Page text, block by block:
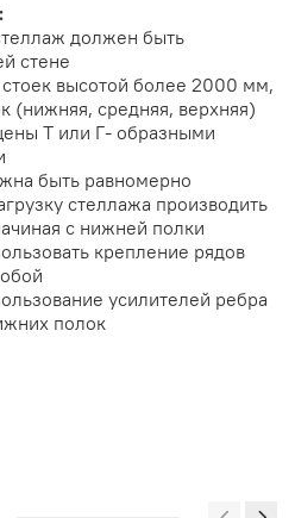
должен быть
стене
высотой более 2000 мм,
(нижняя, средняя, верхняя)
Т или Г- образными
быть равномерно
стеллажа производить
с нижней полки
крепление рядов
усилителей ребра
полок